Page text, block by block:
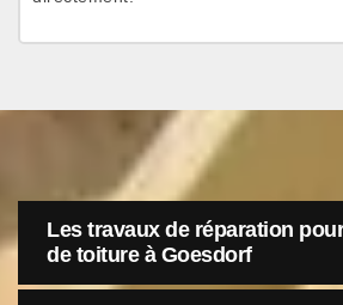
Les travaux de réparation
de toiture à Goesdorf